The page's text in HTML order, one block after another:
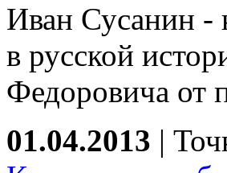
Иван Сусанин -
в русской
Федоровича от
01.04.2013 |